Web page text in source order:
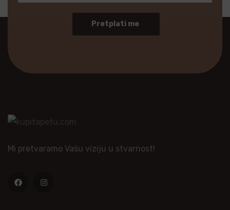
Pretplati me
Mi pretvaramo Vašu viziju u stvarnost!